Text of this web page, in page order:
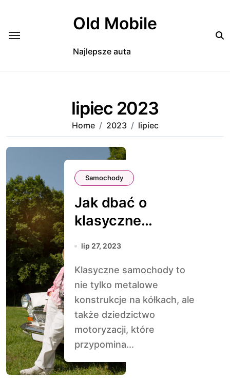
Old Mobile
Najlepsze auta
lipiec 2023
Home 2023 lipiec
Samochody
Jak dbać o
klasyczne
samochody:
miłośników
motoryzacji
lip 27, 2023
Klasyczne samochody to
nie tylko metalowe
konstrukcje na kółkach, ale
także dziedzictwo
motoryzacji, które
przypomina...